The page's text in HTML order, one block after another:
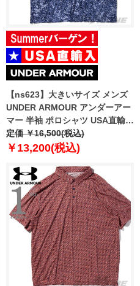
【ns623】大きいサイズ メンズ
UNDER ARMOUR アンダーアー
マー 半袖 ポロシャツ USA直輸入
um0965
定価 ￥16,500(税込)
￥13,200(税込)